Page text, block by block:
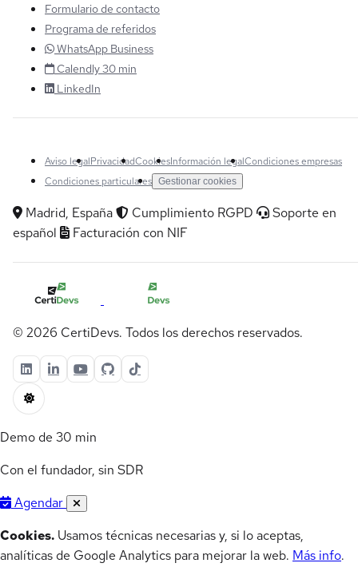
Formulario de contacto
Programa de referidos
WhatsApp Business
Calendly 30 min
LinkedIn
Aviso legalPrivacidadCookiesInformación legalCondiciones empresas
Condiciones particulares Gestionar cookies
Madrid, España Cumplimiento RGPD
Soporte en
español
Facturación con NIF
© 2026 CertiDevs. Todos los derechos reservados.
Demo de 30 min
Con el fundador, sin SDR
Agendar
Cookies. Usamos técnicas necesarias y, si lo aceptas,
analíticas de Google Analytics para mejorar la web. Más info.